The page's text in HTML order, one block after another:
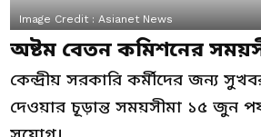
Image Credit : Asianet News
অষ্টম বেতন কমিশনের
কেন্দ্রীয় সরকারি কর্মীদের জন্য
দেওয়ার চূড়ান্ত সময়সীমা ১৫ জুন